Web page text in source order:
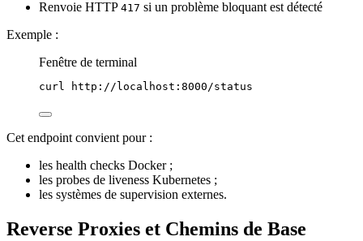
Renvoie HTTP 417 si un problème bloquant est détecté
Exemple :
Fenêtre de terminal
curl http://localhost:8000/status
Cet endpoint convient pour :
les health checks Docker ;
les probes de liveness Kubernetes ;
les systèmes de supervision externes.
Reverse Proxies et Chemins de Base